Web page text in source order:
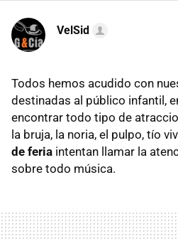
VelSid
Todos hemos acudido con
destinadas al público infantil,
encontrar todo tipo de
la bruja, la noria, el pulpo, tío
de feria intentan llamar la
sobre todo música.